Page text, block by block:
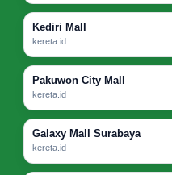
Kediri Mall
kereta.id
Pakuwon City Mall
kereta.id
Galaxy Mall Surabaya
kereta.id